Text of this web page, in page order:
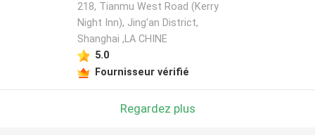
218, Tianmu West Road (Kerry
Night Inn), Jing'an District,
Shanghai ,LA CHINE
5.0
Fournisseur vérifié
Regardez plus